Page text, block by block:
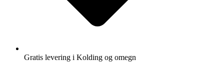
Gratis levering i Kolding og omegn